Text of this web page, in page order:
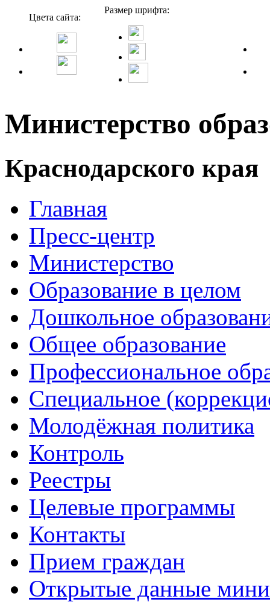
Цвета сайта:
Размер шрифта:
Министерство
Краснодарского края
Главная
Пресс-центр
Министерство
Образование в целом
Дошкольное
Общее образование
Профессиональное
Специальное
Молодёжная политика
Контроль
Реестры
Целевые программы
Контакты
Прием граждан
Открытые данные